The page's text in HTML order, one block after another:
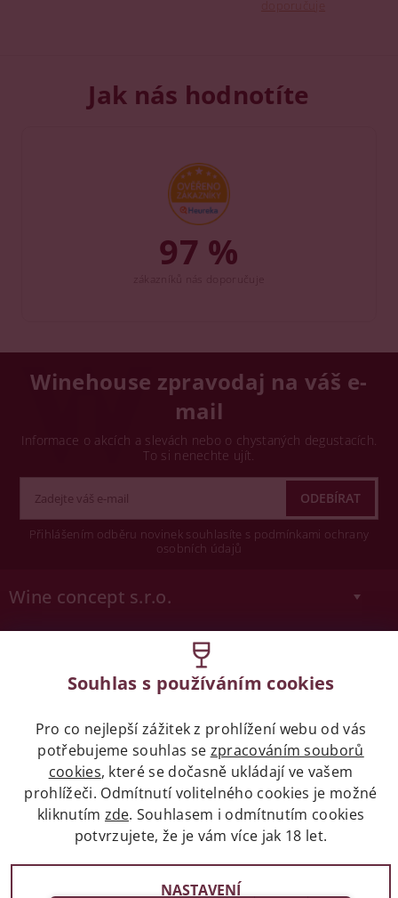
Jak nás hodnotíte
97 %
Winehouse zpravodaj na váš e-
mail
Informace o akcích a slevách nebo o chystaných degustacích.
To si nenechte ujít.
Přihlášením odběru novinek souhlasíte s podmínkami ochrany
osobních údajů
Wine concept s.r.o.
Zákaz prodeje alkoholických nápojů osobám
Naše služby
Vše o nákupu
2017 - 2026 © winehouse.cz, všechna práva vyhrazena
Souhlas s používáním cookies
Pro co nejlepší zážitek z prohlížení webu od vás
potřebujeme souhlas se zpracováním souborů
cookies, které se dočasně ukládají ve vašem
prohlížeči. Odmítnutí volitelného cookies je možné
kliknutím zde. Souhlasem i odmítnutím cookies
potvrzujete, že je vám více jak 18 let.
NASTAVENÍ